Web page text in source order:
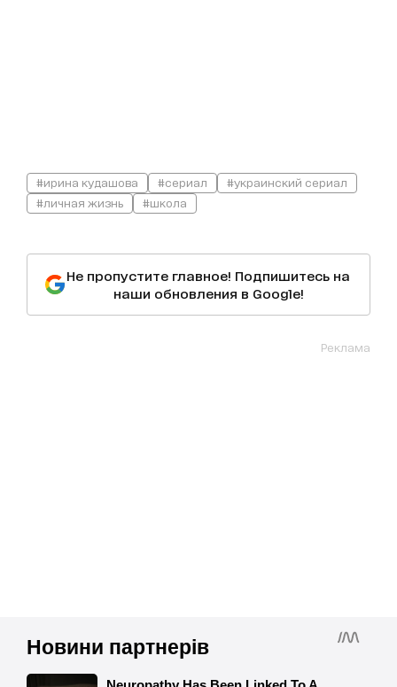
#ирина кудашова #сериал
#украинский сериал
#личная жизнь
#школа
Не пропустите главное! Подпишитесь на
наши обновления в Google!
Реклама